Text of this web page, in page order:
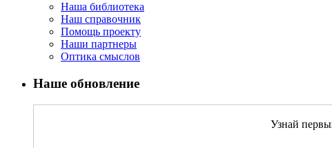
Наша библиотека
Наш справочник
Помощь проекту
Наши партнеры
Оптика смыслов
Наше обновление
Узнай